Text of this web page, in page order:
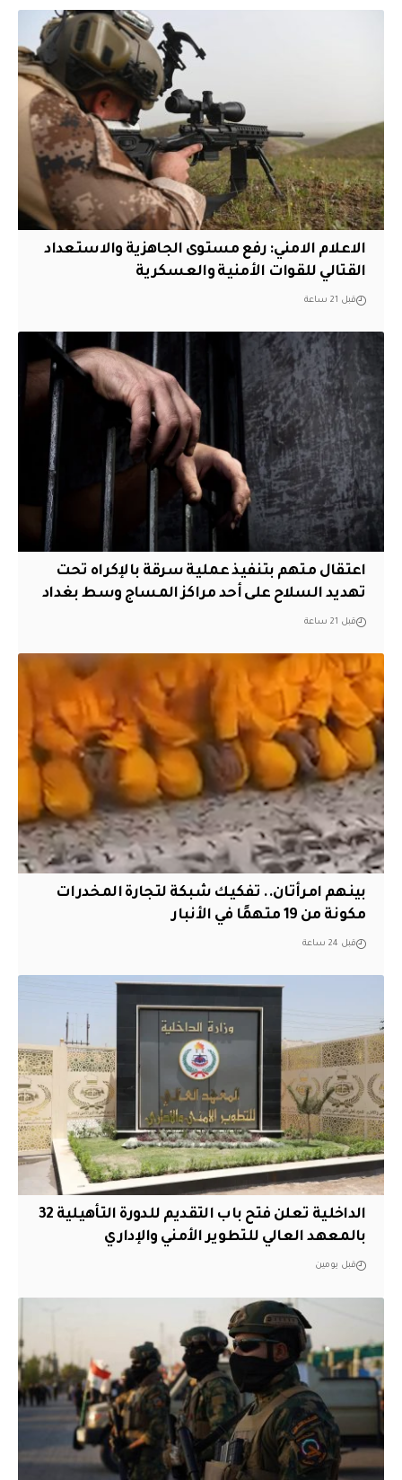
الاعلام الامني: رفع مستوى الجاهزية والاستعداد
القتالي للقوات الأمنية والعسكرية
قبل 21 ساعة
اعتقال متهم بتنفيذ عملية سرقة بالإكراه تحت
تهديد السلاح على أحد مراكز المساج وسط بغداد
قبل 21 ساعة
بينهم امرأتان.. تفكيك شبكة لتجارة المخدرات
مكونة من 19 متهمًا في الأنبار
قبل 24 ساعة
الداخلية تعلن فتح باب التقديم للدورة التأهيلية 32
بالمعهد العالي للتطوير الأمني والإداري
قبل يومين